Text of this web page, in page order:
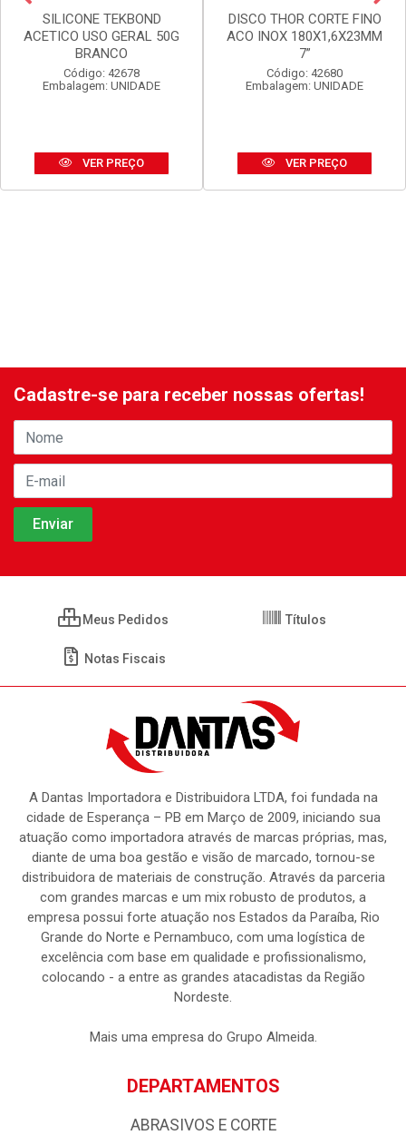
SILICONE TEKBOND
ACETICO USO GERAL 50G
BRANCO
Código: 42678
Embalagem: UNIDADE
VER PREÇO
DISCO THOR CORTE FINO
ACO INOX 180X1,6X23MM
7”
Código: 42680
Embalagem: UNIDADE
VER PREÇO
Cadastre-se para receber nossas ofertas!
Meus Pedidos Títulos
Notas Fiscais
A Dantas Importadora e Distribuidora LTDA, foi fundada na
cidade de Esperança – PB em Março de 2009, iniciando sua
atuação como importadora através de marcas próprias, mas,
diante de uma boa gestão e visão de marcado, tornou-se
distribuidora de materiais de construção. Através da parceria
com grandes marcas e um mix robusto de produtos, a
empresa possui forte atuação nos Estados da Paraíba, Rio
Grande do Norte e Pernambuco, com uma logística de
excelência com base em qualidade e profissionalismo,
colocando - a entre as grandes atacadistas da Região
Nordeste.
Mais uma empresa do Grupo Almeida.
DEPARTAMENTOS
ABRASIVOS E CORTE